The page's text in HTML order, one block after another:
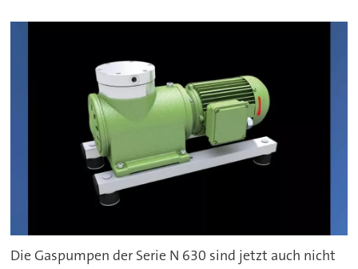
Die Gaspumpen der Serie N 630 sind jetzt auch nicht